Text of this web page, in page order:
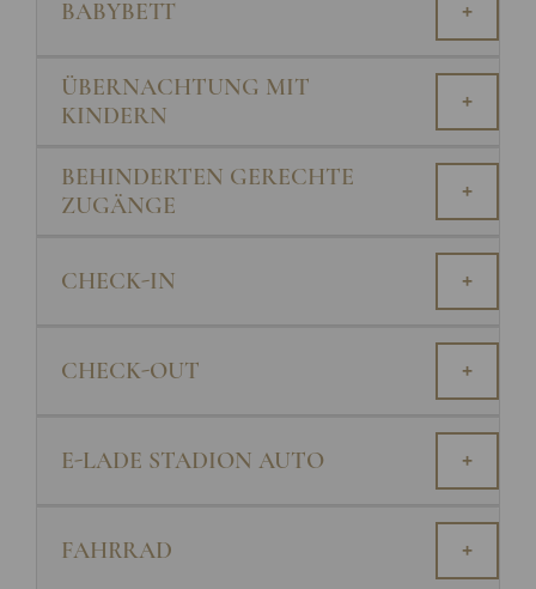
BABYBETT +
ÜBERNACHTUNG MIT
KINDERN
+
BEHINDERTEN GERECHTE
ZUGÄNGE
+
CHECK-IN +
CHECK-OUT +
E-LADE STADION AUTO +
FAHRRAD +